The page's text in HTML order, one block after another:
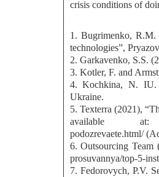
crisis conditions of
1. Bugrimenko, R.M.
technologies”,
2. Garkavenko, S.S.
3. Kotler, F. and
4. Kochkina, N. IU.
Ukraine.
5. Texterra (2021),
available at:
podozrevaete.html/
6. Outsourcing Team
prosuvannya/top-5-
7. Fedorovych, P.V.